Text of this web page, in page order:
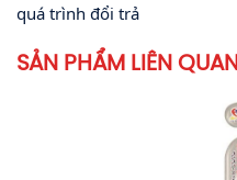
quá trình đổi trả
SẢN PHẨM LIÊN QUAN